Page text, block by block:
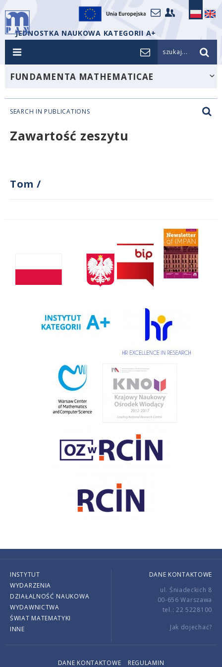
JEDNOSTKA NAUKOWA KATEGORII A+
szukaj...
FUNDAMENTA MATHEMATICAE
SEARCH IN PUBLICATIONS
Zawartość zeszytu
Tom /
INSTYTUT
WYDARZENIA
DZIAŁALNOŚĆ NAUKOWA
WYDAWNICTWA
ŚWIAT MATEMATYKI
INNE
DANE KONTAKTOWE
ul. Śniadeckich 8
00-656 Warszawa
tel.: 22 5228100
Jak dojechać?
DANE KONTAKTOWE REGULAMIN